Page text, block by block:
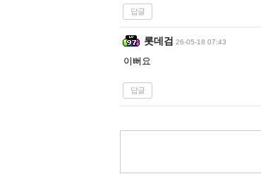
답글
롯데검 26-05-18 07:43
이뻐요
답글